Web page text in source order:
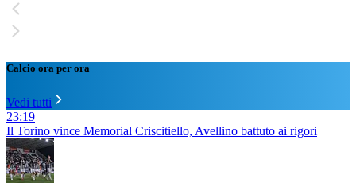
Calcio ora per ora
Vedi tutti
23:19
Il Torino vince Memorial Criscitiello, Avellino battuto ai rigori